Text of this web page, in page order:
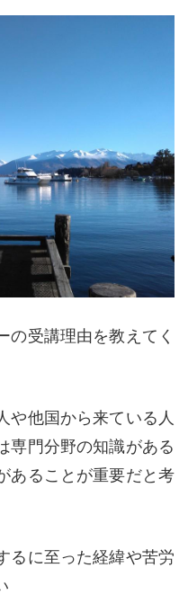
の受講理由を教えてく
や他国から来ている人
専門分野の知識がある
あることが重要だと考
るに至った経緯や苦労